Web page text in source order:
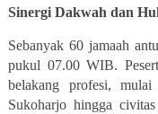
Sinergi Dakwah dan
Sebanyak 60 jamaah
pukul 07.00 WIB.
belakang profesi,
Sukoharjo hingga